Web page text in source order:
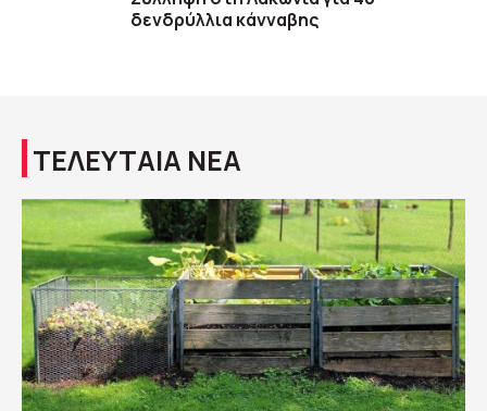
δενδρύλλια κάνναβης
ΤΕΛΕΥΤΑΙΑ ΝΕΑ